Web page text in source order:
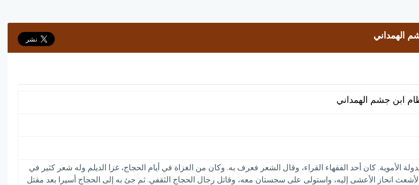
الهمداني
ابن جشم الهمداني
الأموية. كان أحد الفقهاء القراء، وقال الشعر فعرف به. وكان من الغزاة في أيام الحجاج، غزا الديلم وله شعر كثير في
انحاز الأعشى إليه، واستولى على سجستان معه، وقاتل رجال الحجاج الثقفي. ثم جئ به إلى الحجاج أسيرا بعد مقتل